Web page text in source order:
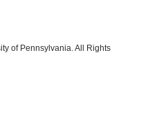
of Pennsylvania. All Rights